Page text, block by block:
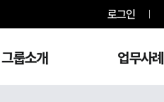
로그인
그룹소개 업무사례